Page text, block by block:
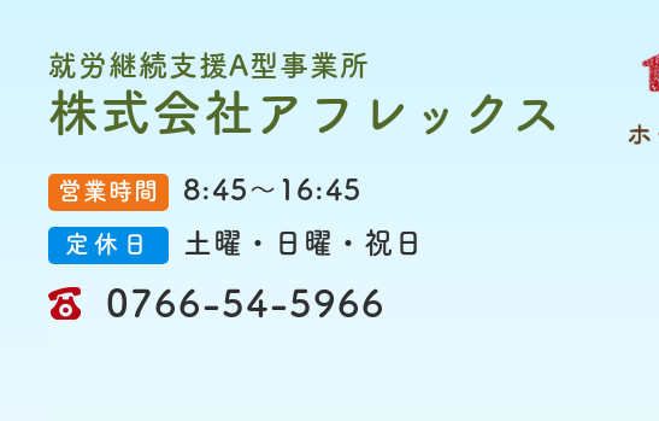
就労継続支援A型事業所
株式会社アフレックス
営業時間 8:45～16:45
定休日 土曜・日曜・祝日
0766-54-5966